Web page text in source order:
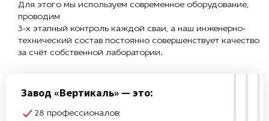
Для этого мы используем современное оборудование,
проводим
3-х этапный контроль каждой сваи, а наш инженерно-
технический состав постоянно совершенствует качество
за счёт собственной лаборатории.
Завод «Вертикаль» — это:
28 профессионалов;